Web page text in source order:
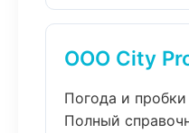
ООО City
Погода и
Полный